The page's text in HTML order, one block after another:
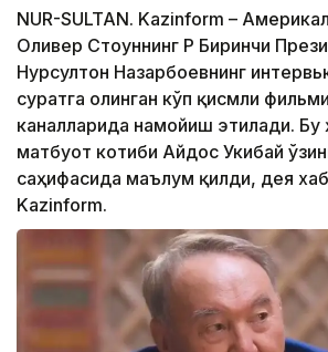
NUR-SULTAN. Kazinform –
Оливер Стоуннинг ҚР Биринчи
Нурсултон Назарбоевнинг
суратга олинган кўп қисмли
каналларида намойиш этилади. Бу
матбуот котиби Айдос Укибай
саҳифасида маълум қилди, дея
Kazinform.